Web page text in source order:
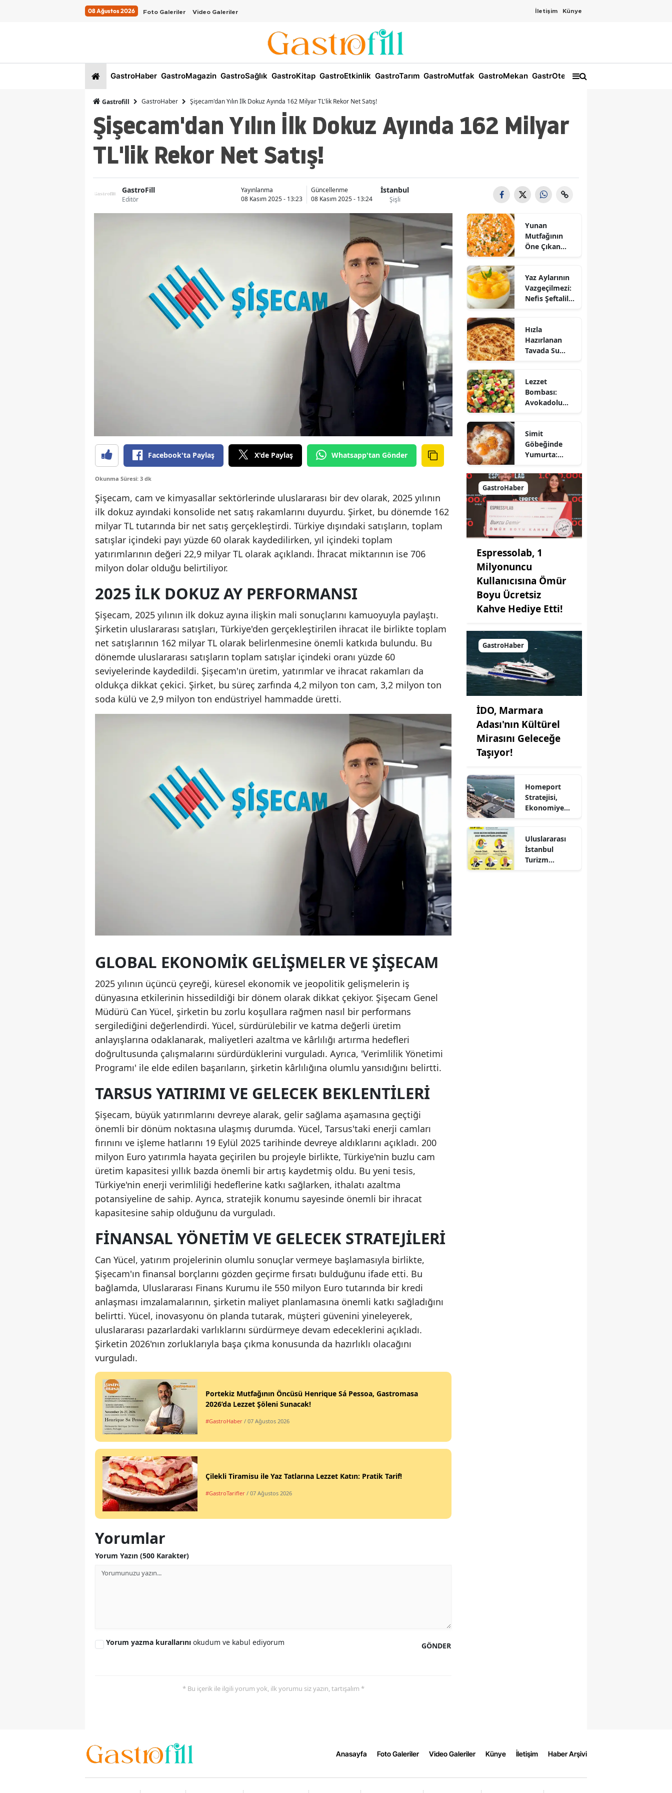
08 Ağustos 2026 Foto Galeriler Video Galeriler İletişim Künye
GastroHaber GastroMagazin GastroSağlık GastroKitap GastroEtkinlik GastroTarım GastroMutfak GastroMekan GastrOtel
Gastrofill GastroHaber Şişecam'dan Yılın İlk Dokuz Ayında 162 Milyar TL'lik Rekor Net Satış!
Şişecam'dan Yılın İlk Dokuz Ayında 162 Milyar
TL'lik Rekor Net Satış!
GastroFill
Editör
Yayınlanma
08 Kasım 2025 - 13:23
Güncellenme
08 Kasım 2025 - 13:24
İstanbul
Şişli
Facebook'ta Paylaş X'de Paylaş Whatsapp'tan Gönder
Okunma Süresi: 3 dk
Şişecam, cam ve kimyasallar sektörlerinde uluslararası bir dev olarak, 2025 yılının
ilk dokuz ayındaki konsolide net satış rakamlarını duyurdu. Şirket, bu dönemde 162
milyar TL tutarında bir net satış gerçekleştirdi. Türkiye dışındaki satışların, toplam
satışlar içindeki payı yüzde 60 olarak kaydedilirken, yıl içindeki toplam
yatırımlarının değeri 22,9 milyar TL olarak açıklandı. İhracat miktarının ise 706
milyon dolar olduğu belirtiliyor.
2025 İLK DOKUZ AY PERFORMANSI
Şişecam, 2025 yılının ilk dokuz ayına ilişkin mali sonuçlarını kamuoyuyla paylaştı.
Şirketin uluslararası satışları, Türkiye'den gerçekleştirilen ihracat ile birlikte toplam
net satışlarının 162 milyar TL olarak belirlenmesine önemli katkıda bulundu. Bu
dönemde uluslararası satışların toplam satışlar içindeki oranı yüzde 60
seviyelerinde kaydedildi. Şişecam'ın üretim, yatırımlar ve ihracat rakamları da
oldukça dikkat çekici. Şirket, bu süreç zarfında 4,2 milyon ton cam, 3,2 milyon ton
soda külü ve 2,9 milyon ton endüstriyel hammadde üretti.
GLOBAL EKONOMIK GELIŞMELER VE ŞIŞECAM
2025 yılının üçüncü çeyreği, küresel ekonomik ve jeopolitik gelişmelerin iş
dünyasına etkilerinin hissedildiği bir dönem olarak dikkat çekiyor. Şişecam Genel
Müdürü Can Yücel, şirketin bu zorlu koşullara rağmen nasıl bir performans
sergilediğini değerlendirdi. Yücel, sürdürülebilir ve katma değerli üretim
anlayışlarına odaklanarak, maliyetleri azaltma ve kârlılığı artırma hedefleri
doğrultusunda çalışmalarını sürdürdüklerini vurguladı. Ayrıca, 'Verimlilik Yönetimi
Programı' ile elde edilen başarıların, şirketin kârlılığına olumlu yansıdığını belirtti.
TARSUS YATIRIMI VE GELECEK BEKLENTILERI
Şişecam, büyük yatırımlarını devreye alarak, gelir sağlama aşamasına geçtiği
önemli bir dönüm noktasına ulaşmış durumda. Yücel, Tarsus'taki enerji camları
fırınını ve işleme hatlarını 19 Eylül 2025 tarihinde devreye aldıklarını açıkladı. 200
milyon Euro yatırımla hayata geçirilen bu projeyle birlikte, Türkiye'nin buzlu cam
üretim kapasitesi yıllık bazda önemli bir artış kaydetmiş oldu. Bu yeni tesis,
Türkiye'nin enerji verimliliği hedeflerine katkı sağlarken, ithalatı azaltma
potansiyeline de sahip. Ayrıca, stratejik konumu sayesinde önemli bir ihracat
kapasitesine sahip olduğunu da vurguladı.
FINANSAL YÖNETIM VE GELECEK STRATEJILERI
Can Yücel, yatırım projelerinin olumlu sonuçlar vermeye başlamasıyla birlikte,
Şişecam'ın finansal borçlarını gözden geçirme fırsatı bulduğunu ifade etti. Bu
bağlamda, Uluslararası Finans Kurumu ile 550 milyon Euro tutarında bir kredi
anlaşması imzalamalarının, şirketin maliyet planlamasına önemli katkı sağladığını
belirtti. Yücel, inovasyonu ön planda tutarak, müşteri güvenini yineleyerek,
uluslararası pazarlardaki varlıklarını sürdürmeye devam edeceklerini açıkladı.
Şirketin 2026'nın zorluklarıyla başa çıkma konusunda da hazırlıklı olacağını
vurguladı.
Portekiz Mutfağının Öncüsü Henrique Sá Pessoa, Gastromasa
2026’da Lezzet Şöleni Sunacak!
#GastroHaber / 07 Ağustos 2026
Çilekli Tiramisu ile Yaz Tatlarına Lezzet Katın: Pratik Tarif!
#GastroTarifler / 07 Ağustos 2026
Yorumlar
Yorum Yazın (500 Karakter)
GÖNDER
Yorum yazma kurallarını okudum ve kabul ediyorum
* Bu içerik ile ilgili yorum yok, ilk yorumu siz yazın, tartışalım *
Yunan
Mutfağının
Öne Çıkan
Nasıl Yapılır?
Yaz Aylarının
Vazgeçilmezi:
Nefis Şeftalili
Hızla
Hazırlanan
Tavada Su
Sofralarınıza
Lezzet Katın!
Lezzet
Bombası:
Avokadolu
Simit
Göbeğinde
Yumurta:
Farklı Bir
Kahvaltı
Seçeneği
GastroHaber
Espressolab, 1
Milyonuncu
Kullanıcısına Ömür
Boyu Ücretsiz
Kahve Hediye Etti!
GastroHaber
İDO, Marmara
Adası'nın Kültürel
Mirasını Geleceğe
Taşıyor!
Homeport
Stratejisi,
Ekonomiye
Sağlıyor!
Uluslararası
İstanbul
Turizm
Anasayfa Foto Galeriler Video Galeriler Künye İletişim Haber Arşivi